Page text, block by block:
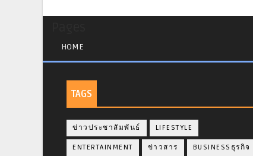
HOME
TAGS
ข่าวประชาสัมพันธ์ LIFESTYLE
ENTERTAINMENT ข่าวสาร BUSINESSธุรกิจ